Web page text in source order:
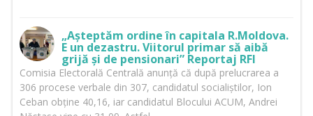
„Așteptăm ordine în capitala R.Moldova.
E un dezastru. Viitorul primar să aibă
grijă și de pensionari” Reportaj RFI
Comisia Electorală Centrală anunță că după prelucrarea a
306 procese verbale din 307, candidatul socialiștilor, Ion
Ceban obține 40,16, iar candidatul Blocului ACUM, Andrei